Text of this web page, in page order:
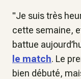
"Je suis très
cette semaine,
battue
le match. Le
bien débuté,